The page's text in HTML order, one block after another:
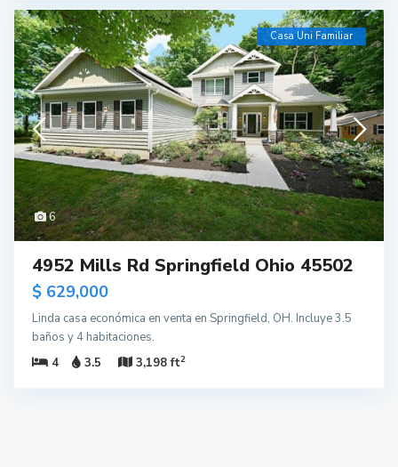
6
Casa Uni Familiar
4952 Mills Rd Springfield Ohio 45502
$ 629,000
Linda casa económica en venta en Springfield, OH. Incluye 3.5
baños y 4 habitaciones.
4
3.5 3,198 ft2